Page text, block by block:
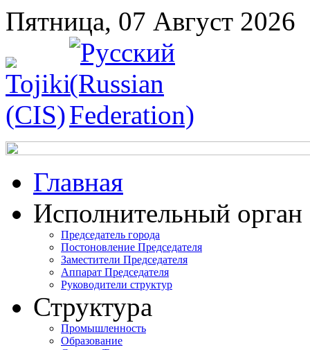
Пятница, 07 Август 2026
Главная
Исполнительный орган
Председатель города
Постоновление Председателя
Заместители Председателя
Аппарат Председателя
Руководители структур
Структура
Промышленность
Образование